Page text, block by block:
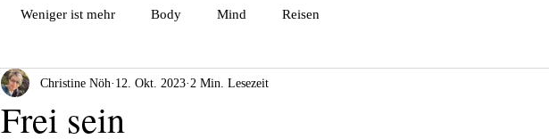
Weniger ist mehr Body Mind Reisen
Frei sein
Christine Nöh 12. Okt. 2023 2 Min. Lesezeit